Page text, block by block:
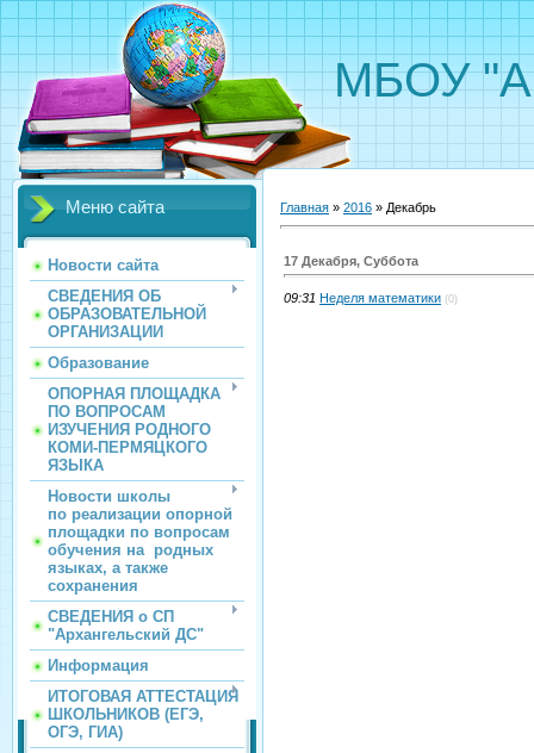
МБОУ
Меню сайта
Новости сайта
СВЕДЕНИЯ ОБ
ОБРАЗОВАТЕЛЬНОЙ
ОРГАНИЗАЦИИ
Образование
ОПОРНАЯ ПЛОЩАДКА
ПО ВОПРОСАМ
ИЗУЧЕНИЯ РОДНОГО
КОМИ-ПЕРМЯЦКОГО
ЯЗЫКА
Новости школы
по реализации опорной
площадки по вопросам
обучения на родных
языках, а также
сохранения
СВЕДЕНИЯ о СП
"Архангельский ДС"
Информация
ИТОГОВАЯ АТТЕСТАЦИЯ
ШКОЛЬНИКОВ (ЕГЭ,
ОГЭ, ГИА)
Главная » 2016 » Декабрь
17 Декабря, Суббота
09:31 Неделя математики (0)